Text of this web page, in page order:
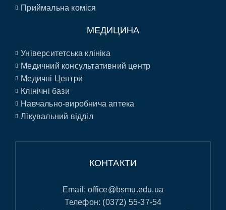
Приймальна коміся
МЕДИЦИНА
Університетська клініка
Медичний консультативний центр
Медичні Центри
Клінічні бази
Навчально-виробнича аптека
Лікувальний відділ
КОНТАКТИ
Email:office@bsmu.edu.ua
Телефон: (0372) 55-37-54